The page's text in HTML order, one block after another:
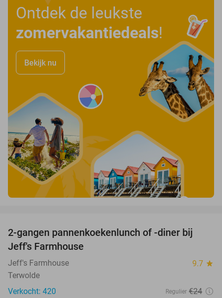
Ontdek de leukste
zomervakantiedeals!
Bekijk nu
38%
2-gangen pannenkoekenlunch of -diner bij
Jeff's Farmhouse
Jeff's Farmhouse 9.7 star
Terwolde
Verkocht: 420
Regulier €24